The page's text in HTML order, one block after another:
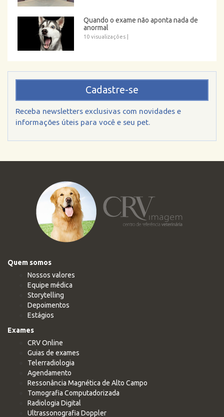
Quando o exame não aponta nada de
anormal
10 visualizações
Cadastre-se
Receba newsletters exclusivas com novidades e
informações úteis para você e seu pet.
Quem somos
Nossos valores
Equipe médica
Storytelling
Depoimentos
Estágios
Exames
CRV Online
Guias de exames
Telerradiologia
Agendamento
Ressonância Magnética de Alto Campo
Tomografia Computadorizada
Radiologia Digital
Ultrassonografia Doppler